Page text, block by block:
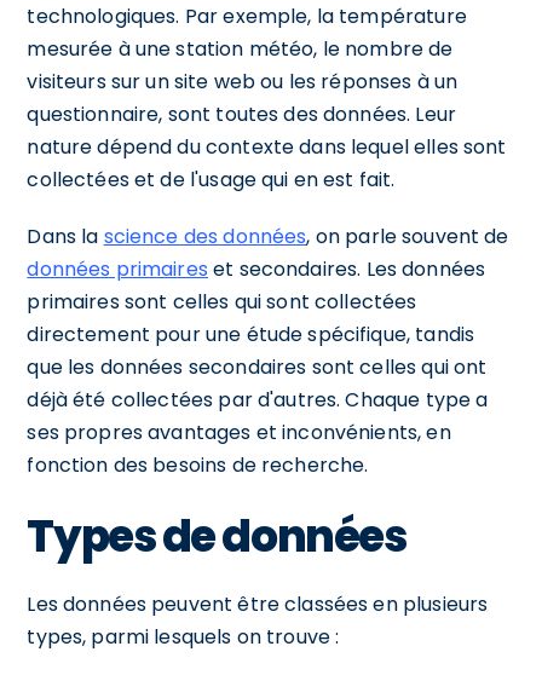
technologiques. Par exemple, la température
mesurée à une station météo, le nombre de
visiteurs sur un site web ou les réponses à un
questionnaire, sont toutes des données. Leur
nature dépend du contexte dans lequel elles sont
collectées et de l'usage qui en est fait.
Dans la science des données, on parle souvent de
données primaires et secondaires. Les données
primaires sont celles qui sont collectées
directement pour une étude spécifique, tandis
que les données secondaires sont celles qui ont
déjà été collectées par d'autres. Chaque type a
ses propres avantages et inconvénients, en
fonction des besoins de recherche.
Types de données
Les données peuvent être classées en plusieurs
types, parmi lesquels on trouve :